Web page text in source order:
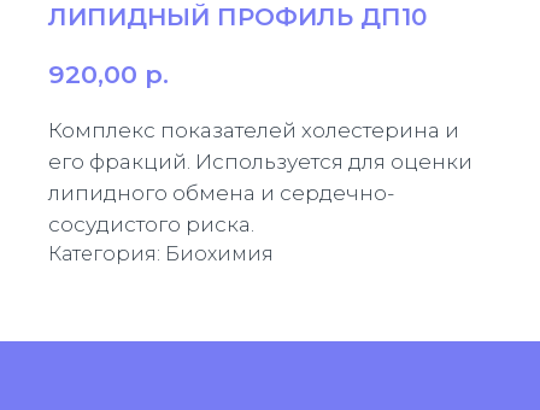
ЛИПИДНЫЙ ПРОФИЛЬ ДП10
920,00 р.
Комплекс показателей холестерина и
его фракций. Используется для оценки
липидного обмена и сердечно-
сосудистого риска.
Категория: Биохимия